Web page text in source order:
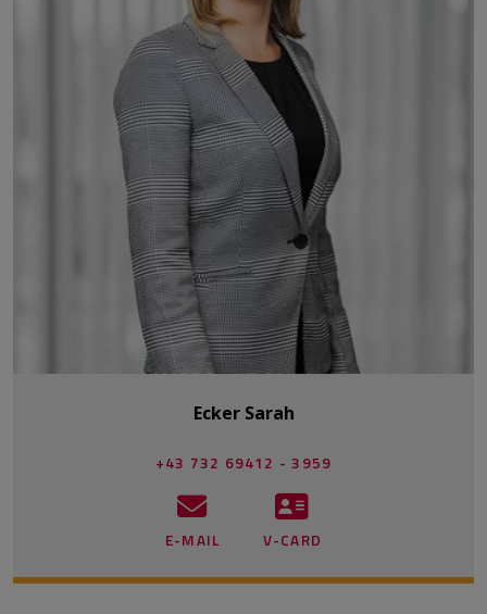
Ecker Sarah
+43 732 69412 - 3959
E-MAIL V-CARD